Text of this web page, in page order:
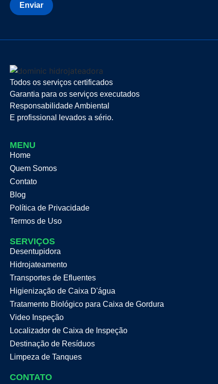
Enviar
Todos os serviços certificados
Garantia para os serviços executados
Responsabilidade Ambiental
E profissional levados a sério.
MENU
Home
Quem Somos
Contato
Blog
Política de Privacidade
Termos de Uso
SERVIÇOS
Desentupidora
Hidrojateamento
Transportes de Efluentes
Higienização de Caixa D'água
Tratamento Biológico para Caixa de Gordura
Video Inspeção
Localizador de Caixa de Inspeção
Destinação de Resíduos
Limpeza de Tanques
CONTATO